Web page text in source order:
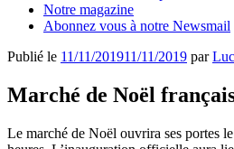
Notre magazine
Abonnez vous à notre Newsmail
Publié le 11/11/201911/11/2019 par
Marché de Noël
Le marché de Noël ouvrira ses portes